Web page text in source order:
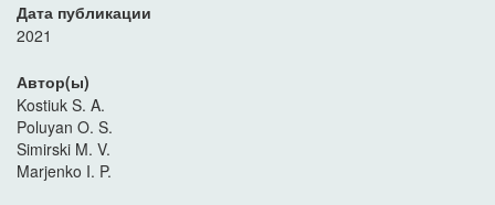
Дата публикации
2021
Автор(ы)
Kostiuk S. A.
Poluyan O. S.
Simirski M. V.
Marjenko I. P.